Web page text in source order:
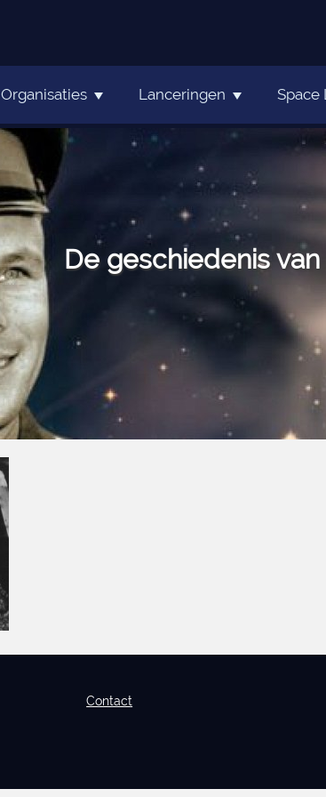
De geschiedenis
Organisaties Lanceringen Space
Contact